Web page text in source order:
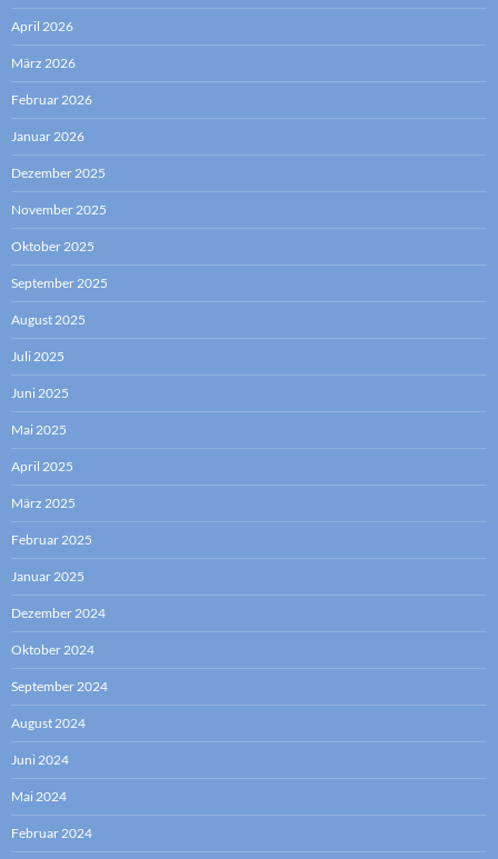
April 2026
März 2026
Februar 2026
Januar 2026
Dezember 2025
November 2025
Oktober 2025
September 2025
August 2025
Juli 2025
Juni 2025
Mai 2025
April 2025
März 2025
Februar 2025
Januar 2025
Dezember 2024
Oktober 2024
September 2024
August 2024
Juni 2024
Mai 2024
Februar 2024